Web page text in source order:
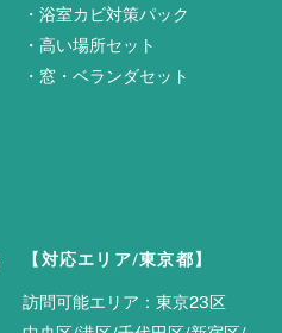
・浴室カビ対策パック
・高い場所セット
・ 窓・ベランダセット
【対応エリア/東京都】
訪問可能エリア：東京23区